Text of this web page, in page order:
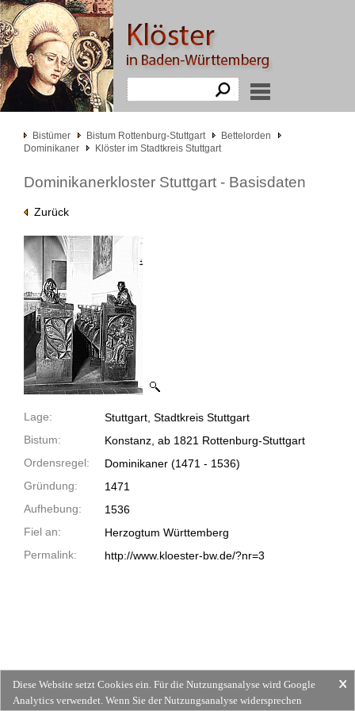
Bistümer Bistum Rottenburg-Stuttgart
Bettelorden
Dominikaner
Klöster im Stadtkreis Stuttgart
Dominikanerkloster Stuttgart - Basisdaten
Zurück
Lage:
Stuttgart, Stadtkreis Stuttgart
Bistum:
Konstanz, ab 1821 Rottenburg-Stuttgart
Ordensregel:
Dominikaner (1471 - 1536)
Gründung:
1471
Aufhebung:
1536
Fiel an:
Herzogtum Württemberg
Permalink:
http://www.kloester-bw.de/?nr=3
Diese Website setzt Cookies ein. Für die Nutzungsanalyse wird Google
Analytics verwendet. Wenn Sie der Nutzungsanalyse widersprechen